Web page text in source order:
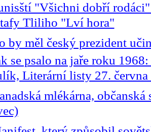
"Všichni dobří
Tliliho "Lví hora"
by měl český prezident
se psalo na jaře roku
Literární listy 27.
mlékárna,